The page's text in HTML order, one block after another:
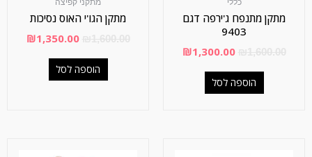
כללי
מתקן מתנפח ג'ירפה דגם
9403
₪1,300.00
הוספה לסל
מתקני קפיצה
מתקן הגו'י האוס נסיכות
₪1,350.00
הוספה לסל